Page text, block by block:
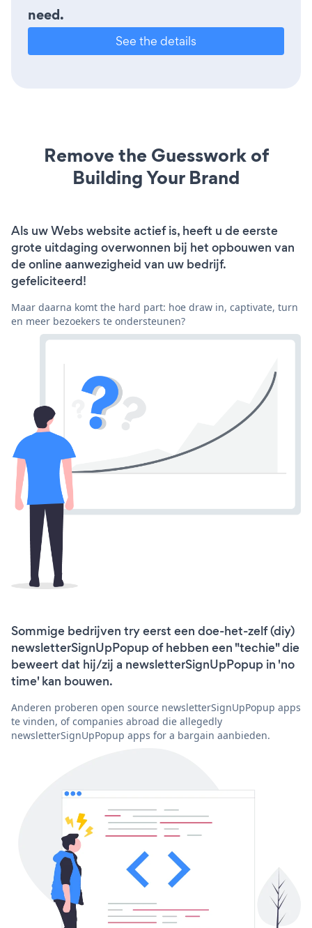
need.
See the details
Remove the Guesswork of
Building Your Brand
Als uw Webs website actief is, heeft u de eerste
grote uitdaging overwonnen bij het opbouwen van
de online aanwezigheid van uw bedrijf.
gefeliciteerd!
Maar daarna komt the hard part: hoe draw in, captivate, turn
en meer bezoekers te ondersteunen?
Sommige bedrijven try eerst een doe-het-zelf (diy)
newsletterSignUpPopup of hebben een "techie" die
beweert dat hij/zij a newsletterSignUpPopup in 'no
time' kan bouwen.
Anderen proberen open source newsletterSignUpPopup apps
te vinden, of companies abroad die allegedly
newsletterSignUpPopup apps for a bargain aanbieden.